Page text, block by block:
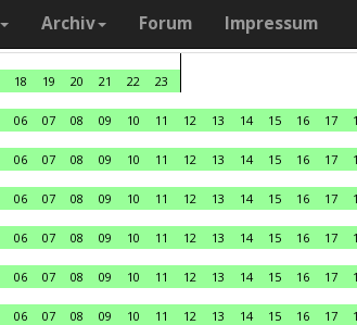
Archiv Forum Impressum
18 19 20 21 22
23
06 07 08 09 10 11 12 13 14 15 16 17
06 07 08 09 10 11 12 13 14 15 16 17
06 07 08 09 10 11 12 13 14 15 16 17
06 07 08 09 10 11 12 13 14 15 16 17
06 07 08 09 10 11 12 13 14 15 16 17
06 07 08 09 10 11 12 13 14 15 16 17